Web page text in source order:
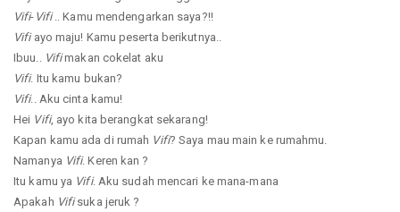
Vifi- Vifi.. Kamu mendengarkan saya?!!
Vifiayo maju! Kamu peserta berikutnya..
Ibuu..
Vifimakan cokelat aku
Vifi. Itu kamu bukan?
Vifi.. Aku cinta kamu!
Hei Vifi, ayo kita berangkat sekarang!
Kapan kamu ada di rumah Vifi? Saya mau main ke rumahmu.
Namanya Vifi. Keren kan ?
Itu kamu ya Vifi. Aku sudah mencari ke mana-mana
Apakah Vifisuka jeruk ?